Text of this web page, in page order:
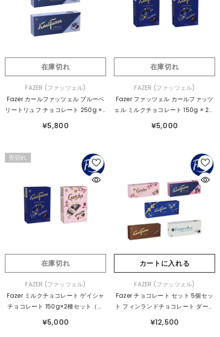
在庫切れ
売
元：
FAZER (ファッツェル)
Fazer カールファッツェル ブルーベ
リートリュフ チョコレート 250g ×2
¥5,800
在庫切れ
売
元：
FAZER (ファッツェル)
Fazer ファッツェル カールファッツ
ェル ミルクチョコレート 150g × 2個
¥5,000
売切れ
在庫切れ
売
元：
FAZER (ファッツェル)
Fazer ミルクチョコレート ゲイシャ
チョコレート 150g×2種セット（カ
150g）
¥5,000
カートに入れる
売
元：
FAZER (ファッツェル)
Fazer チョコレート セット 5個セッ
ト フィンランドチョコレート ダーク
ッツ セット
¥12,500